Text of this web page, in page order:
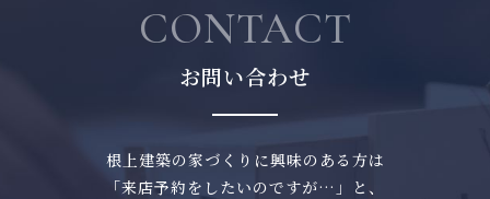
CONTACT
お問い合わせ
根上建築の家づくりに興味のある方は
「来店予約をしたいのですが…」と、